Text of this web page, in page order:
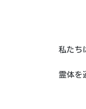
私たち
霊体を